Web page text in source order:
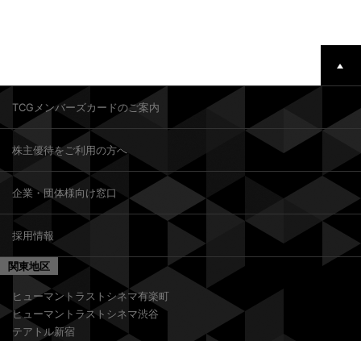
TCGメンバーズカードのご案内
株主優待をご利用の方へ
企業・団体様向け窓口
採用情報
関東地区
ヒューマントラストシネマ有楽町
ヒューマントラストシネマ渋谷
テアトル新宿